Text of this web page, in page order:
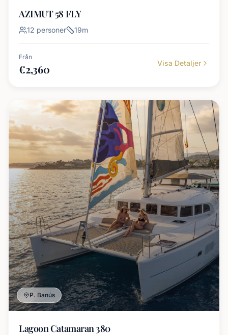
AZIMUT 58 FLY
12 personer 19m
Från
€2,360 Visa Detaljer
P. Banús
Lagoon Catamaran 380